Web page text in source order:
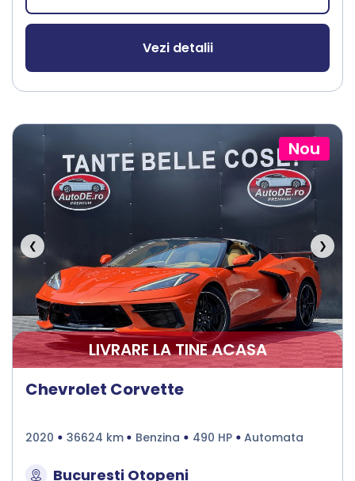
Vezi detalii
Nou
❮ ❯
LIVRARE LA TINE ACASA
Chevrolet Corvette
2020 36624 km Benzina 490 HP Automata
Bucuresti Otopeni